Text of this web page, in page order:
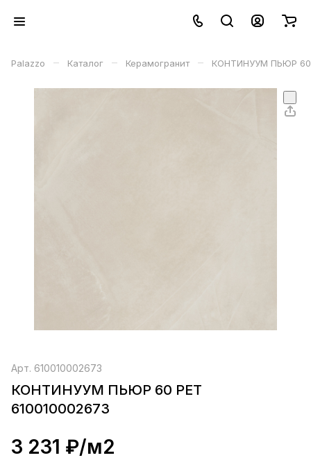
Palazzo – Каталог – Керамогранит – КОНТИНУУМ ПЬЮР 60
Арт. 610010002673
КОНТИНУУМ ПЬЮР 60 РЕТ
610010002673
3 231 ₽/м2